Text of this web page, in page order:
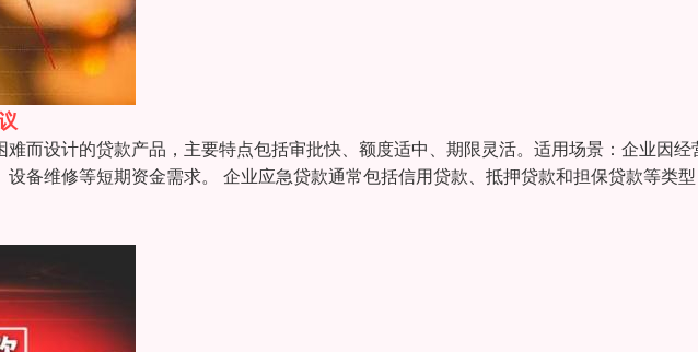
而设计的贷款产品，主要特点包括审批快、额度适中、期限灵活。适用场景：企业因经
备维修等短期资金需求。 ‌企业应急贷款通常包括信用贷款、抵押贷款和担保贷款等类型